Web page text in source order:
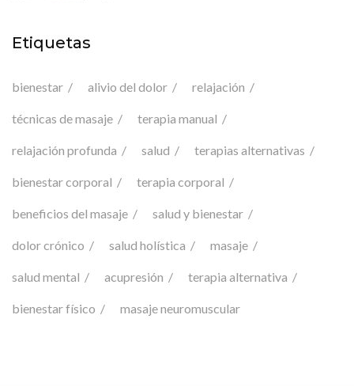
Etiquetas
bienestar alivio del dolor relajación
técnicas de masaje terapia manual
relajación profunda salud terapias alternativas
bienestar corporal terapia corporal
beneficios del masaje salud y bienestar
dolor crónico salud holística masaje
salud mental acupresión terapia alternativa
bienestar físico masaje neuromuscular